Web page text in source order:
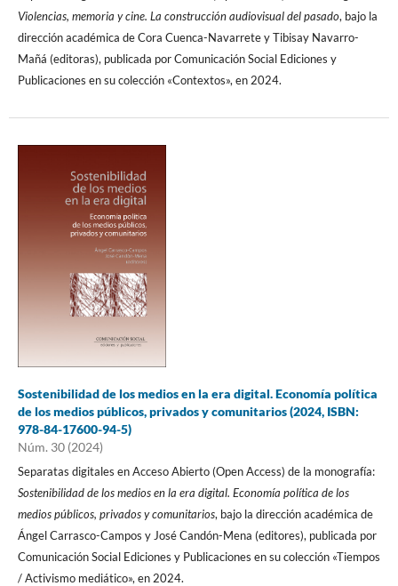
Violencias, memoria y cine. La construcción audiovisual del pasado, bajo la
dirección académica de Cora Cuenca-Navarrete y Tibisay Navarro-
Mañá (editoras), publicada por Comunicación Social Ediciones y
Publicaciones en su colección «Contextos», en 2024.
Sostenibilidad de los medios en la era digital. Economía política
de los medios públicos, privados y comunitarios (2024, ISBN:
978-84-17600-94-5)
Núm. 30 (2024)
Separatas digitales en Acceso Abierto (Open Access) de la monografía:
Sostenibilidad de los medios en la era digital. Economía política de los
medios públicos, privados y comunitarios, bajo la dirección académica de
Ángel Carrasco-Campos y José Candón-Mena (editores), publicada por
Comunicación Social Ediciones y Publicaciones en su colección «Tiempos
/ Activismo mediático», en 2024.